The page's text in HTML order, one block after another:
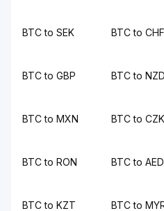
BTC to SEK BTC to CHF
BTC to GBP BTC to NZD
BTC to MXN BTC to CZK
BTC to RON BTC to AED
BTC to KZT BTC to